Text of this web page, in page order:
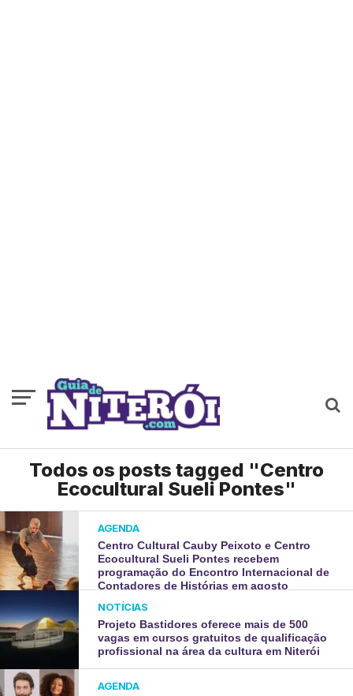
Todos os posts tagged "Centro
Ecocultural Sueli Pontes"
AGENDA
Centro Cultural Cauby Peixoto e Centro
Ecocultural Sueli Pontes recebem
programação do Encontro Internacional de
Contadores de Histórias em agosto
NOTÍCIAS
Projeto Bastidores oferece mais de 500
vagas em cursos gratuitos de qualificação
profissional na área da cultura em Niterói
AGENDA